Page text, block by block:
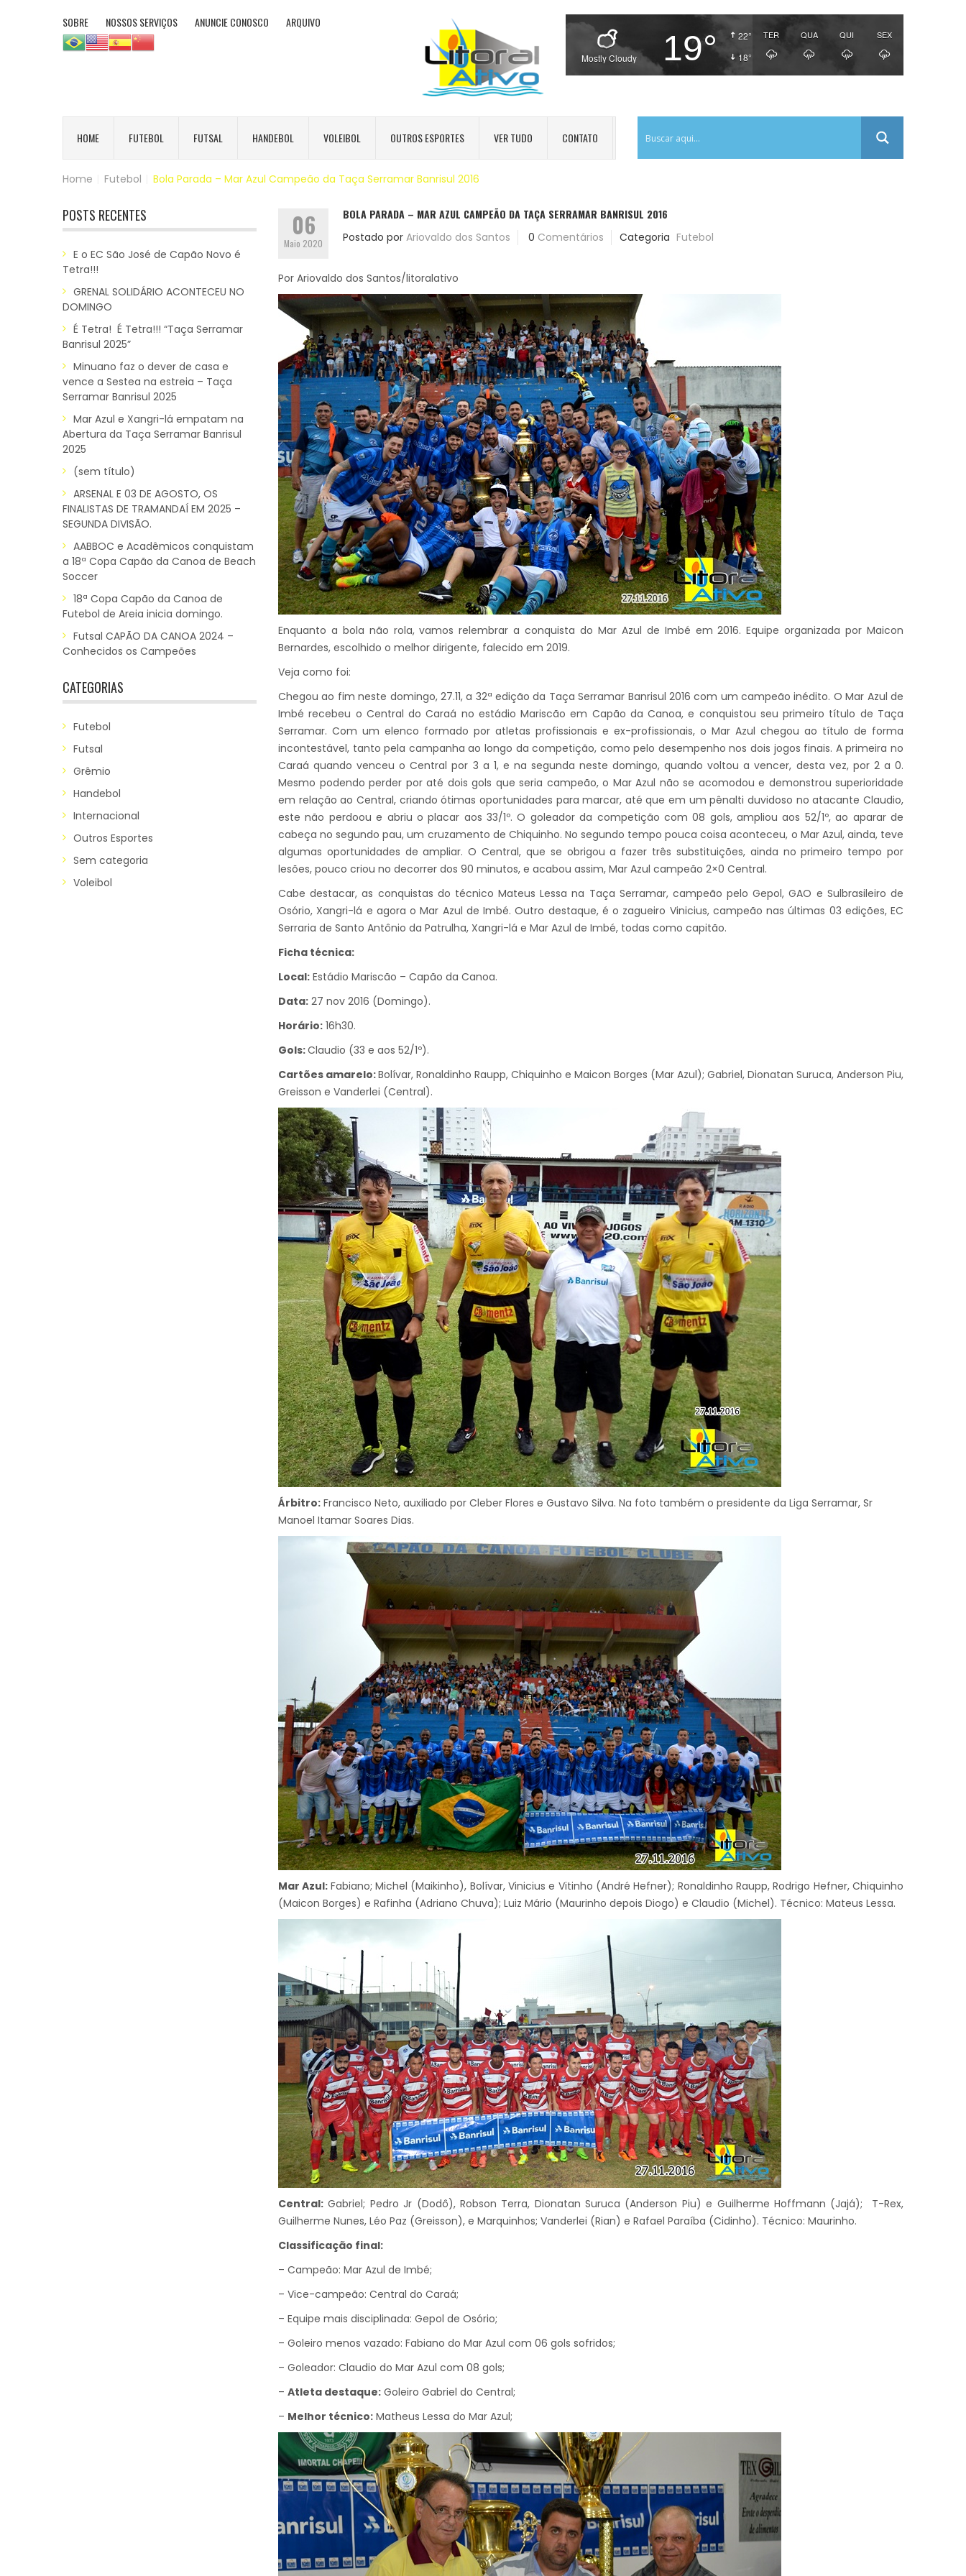
SOBRE NOSSOS SERVIÇOS ANUNCIE CONOSCO ARQUIVO
22°
18°
Mostly Cloudy 19° TER QUA QUI SEX
HOME FUTEBOL FUTSAL HANDEBOL VOLEIBOL OUTROS ESPORTES VER TUDO CONTATO
Home Futebol Bola Parada – Mar Azul Campeão da Taça Serramar Banrisul 2016
POSTS RECENTES
E o EC São José de Capão Novo é
Tetra!!!
GRENAL SOLIDÁRIO ACONTECEU NO
DOMINGO
É Tetra! É Tetra!!! “Taça Serramar
Banrisul 2025”
Minuano faz o dever de casa e
vence a Sestea na estreia – Taça
Serramar Banrisul 2025
Mar Azul e Xangri-lá empatam na
Abertura da Taça Serramar Banrisul
2025
(sem título)
ARSENAL E 03 DE AGOSTO, OS
FINALISTAS DE TRAMANDAÍ EM 2025 –
SEGUNDA DIVISÃO.
AABBOC e Acadêmicos conquistam
a 18ª Copa Capão da Canoa de Beach
Soccer
18ª Copa Capão da Canoa de
Futebol de Areia inicia domingo.
Futsal CAPÃO DA CANOA 2024 –
Conhecidos os Campeões
CATEGORIAS
Futebol
Futsal
Grêmio
Handebol
Internacional
Outros Esportes
Sem categoria
Voleibol
06
Maio 2020
BOLA PARADA – MAR AZUL CAMPEÃO DA TAÇA SERRAMAR BANRISUL 2016
Postado por Ariovaldo dos Santos 0 Comentários Categoria Futebol
Por Ariovaldo dos Santos/litoralativo
Enquanto a bola não rola, vamos relembrar a conquista do Mar Azul de Imbé em 2016. Equipe organizada por Maicon
Bernardes, escolhido o melhor dirigente, falecido em 2019.
Veja como foi:
Chegou ao fim neste domingo, 27.11, a 32ª edição da Taça Serramar Banrisul 2016 com um campeão inédito. O Mar Azul de
Imbé recebeu o Central do Caraá no estádio Mariscão em Capão da Canoa, e conquistou seu primeiro título de Taça
Serramar. Com um elenco formado por atletas profissionais e ex-profissionais, o Mar Azul chegou ao título de forma
incontestável, tanto pela campanha ao longo da competição, como pelo desempenho nos dois jogos finais. A primeira no
Caraá quando venceu o Central por 3 a 1, e na segunda neste domingo, quando voltou a vencer, desta vez, por 2 a 0.
Mesmo podendo perder por até dois gols que seria campeão, o Mar Azul não se acomodou e demonstrou superioridade
em relação ao Central, criando ótimas oportunidades para marcar, até que em um pênalti duvidoso no atacante Claudio,
este não perdoou e abriu o placar aos 33/1º. O goleador da competição com 08 gols, ampliou aos 52/1º, ao aparar de
cabeça no segundo pau, um cruzamento de Chiquinho. No segundo tempo pouca coisa aconteceu, o Mar Azul, ainda, teve
algumas oportunidades de ampliar. O Central, que se obrigou a fazer três substituições, ainda no primeiro tempo por
lesões, pouco criou no decorrer dos 90 minutos, e acabou assim, Mar Azul campeão 2×0 Central.
Cabe destacar, as conquistas do técnico Mateus Lessa na Taça Serramar, campeão pelo Gepol, GAO e Sulbrasileiro de
Osório, Xangri-lá e agora o Mar Azul de Imbé. Outro destaque, é o zagueiro Vinicius, campeão nas últimas 03 edições, EC
Serraria de Santo Antônio da Patrulha, Xangri-lá e Mar Azul de Imbé, todas como capitão.
Ficha técnica:
Local: Estádio Mariscão – Capão da Canoa.
Data: 27 nov 2016 (Domingo).
Horário: 16h30.
Gols:Claudio (33 e aos 52/1º).
Cartões amarelo:Bolívar, Ronaldinho Raupp, Chiquinho e Maicon Borges (Mar Azul); Gabriel, Dionatan Suruca, Anderson Piu,
Greisson e Vanderlei (Central).
Árbitro: Francisco Neto, auxiliado por Cleber Flores e Gustavo Silva. Na foto também o presidente da Liga Serramar, Sr
Manoel Itamar Soares Dias.
Mar Azul: Fabiano; Michel (Maikinho), Bolívar, Vinicius e Vitinho (André Hefner); Ronaldinho Raupp, Rodrigo Hefner, Chiquinho
(Maicon Borges) e Rafinha (Adriano Chuva); Luiz Mário (Maurinho depois Diogo) e Claudio (Michel). Técnico: Mateus Lessa.
Central: Gabriel; Pedro Jr (Dodô), Robson Terra, Dionatan Suruca (Anderson Piu) e Guilherme Hoffmann (Jajá); T-Rex,
Guilherme Nunes, Léo Paz (Greisson), e Marquinhos; Vanderlei (Rian) e Rafael Paraíba (Cidinho). Técnico: Maurinho.
Classificação final:
– Campeão: Mar Azul de Imbé;
– Vice-campeão: Central do Caraá;
– Equipe mais disciplinada: Gepol de Osório;
– Goleiro menos vazado: Fabiano do Mar Azul com 06 gols sofridos;
– Goleador: Claudio do Mar Azul com 08 gols;
– Atleta destaque: Goleiro Gabriel do Central;
– Melhor técnico: Matheus Lessa do Mar Azul;